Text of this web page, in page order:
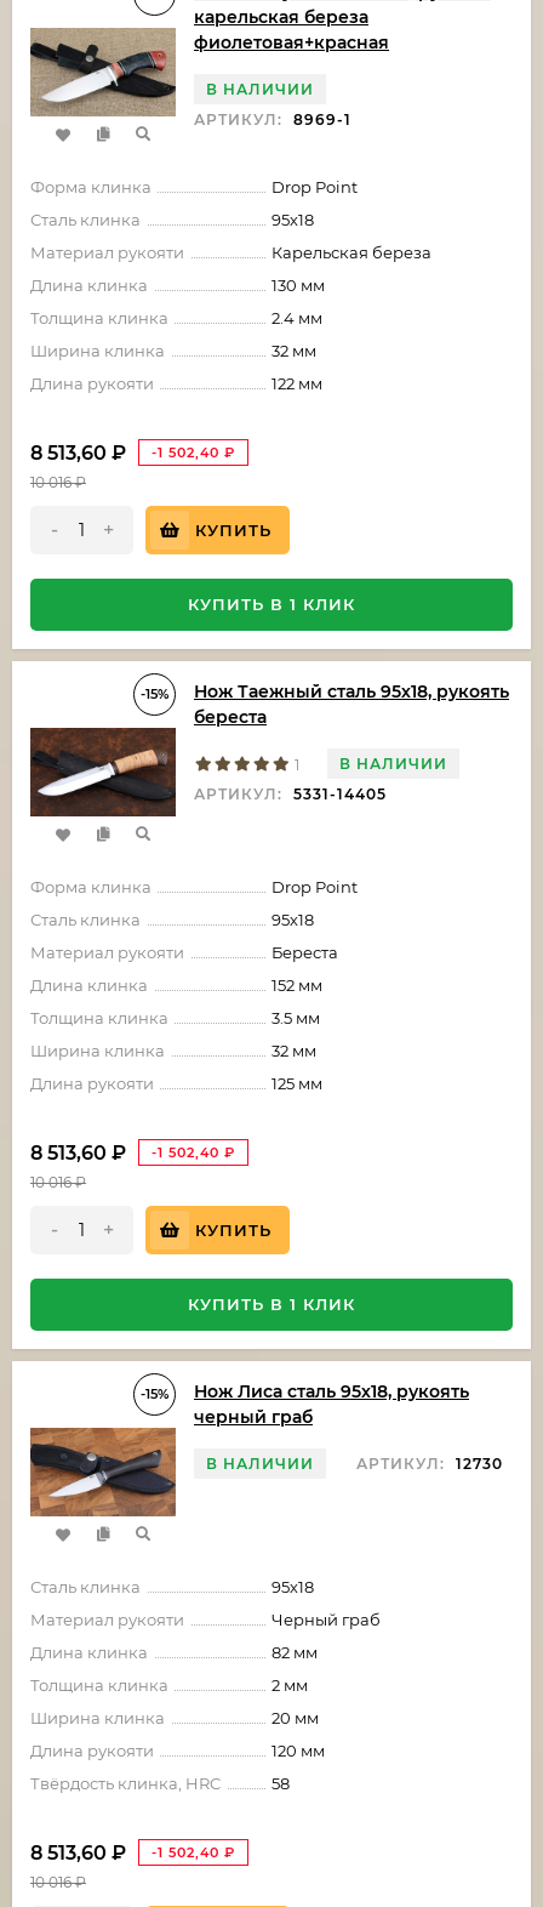
карельская береза
фиолетовая+красная
В НАЛИЧИИ
АРТИКУЛ:
8969-1
Форма клинка
Drop Point
Сталь клинка
95х18
Материал рукояти
Карельская береза
Длина клинка
130 мм
Толщина клинка
2.4 мм
Ширина клинка
32 мм
Длина рукояти
122 мм
8 513,60 ₽ -1 502,40 ₽
10 016₽
- + КУПИТЬ
КУПИТЬ В 1 КЛИК
-15%
Нож Таежный сталь 95х18, рукоять
береста
1
В НАЛИЧИИ
АРТИКУЛ:
5331-14405
Форма клинка
Drop Point
Сталь клинка
95х18
Материал рукояти
Береста
Длина клинка
152 мм
Толщина клинка
3.5 мм
Ширина клинка
32 мм
Длина рукояти
125 мм
8 513,60 ₽ -1 502,40 ₽
10 016₽
- + КУПИТЬ
КУПИТЬ В 1 КЛИК
-15%
Нож Лиса сталь 95х18, рукоять
черный граб
В НАЛИЧИИ АРТИКУЛ: 12730
Сталь клинка
95х18
Материал рукояти
Черный граб
Длина клинка
82 мм
Толщина клинка
2 мм
Ширина клинка
20 мм
Длина рукояти
120 мм
Твёрдость клинка, HRC
58
8 513,60 ₽ -1 502,40 ₽
10 016₽